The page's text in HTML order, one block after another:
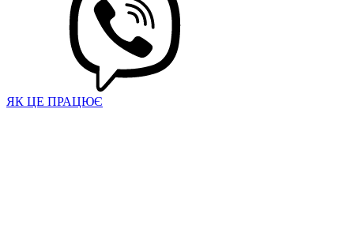
ЯК ЦЕ ПРАЦЮЄ